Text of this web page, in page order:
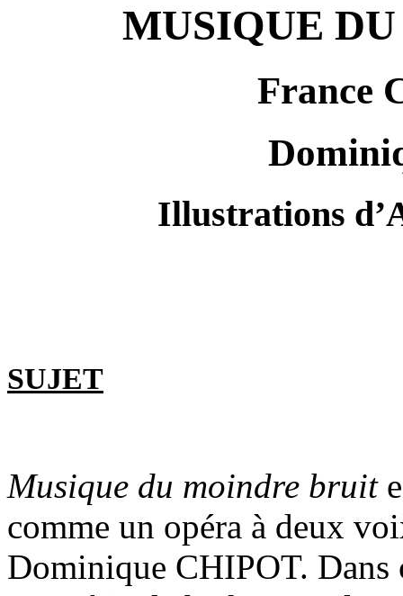
MUSIQUE
France
Illustrations
SUJET
Musique du moindre bruit
comme un opéra à deux
Dominique CHIPOT. Dans